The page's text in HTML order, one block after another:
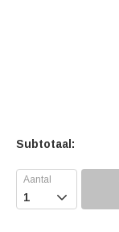
Subtotaal:
